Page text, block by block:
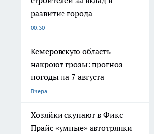
развитие города
00:30
Кемеровскую область
накроют грозы: прогноз
погоды на 7 августа
Вчера
Хозяйки скупают в Фикс
Прайс «умные» автотряпки